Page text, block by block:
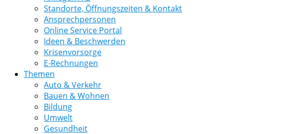
Standorte, Öffnungszeiten & Kontakt
Ansprechpersonen
Online Service Portal
Ideen & Beschwerden
Krisenvorsorge
E-Rechnungen
Themen
Auto & Verkehr
Bauen & Wohnen
Bildung
Umwelt
Gesundheit